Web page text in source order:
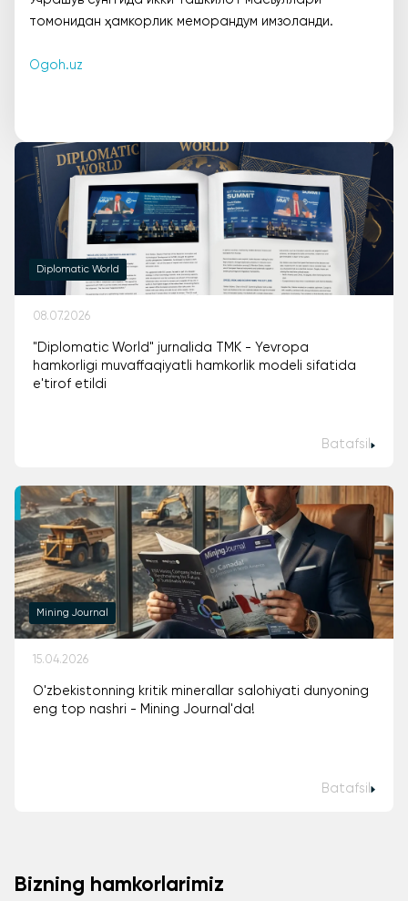
томонидан ҳамкорлик меморандум имзоланди.
Ogoh.uz
Diplomatic World
08.07.2026
"Diplomatic World" jurnalida TMK - Yevropa
hamkorligi muvaffaqiyatli hamkorlik modeli sifatida
e'tirof etildi
Batafsil
Mining Journal
15.04.2026
O'zbekistonning kritik minerallar salohiyati dunyoning
eng top nashri - Mining Journal'da!
Batafsil
Bizning hamkorlarimiz